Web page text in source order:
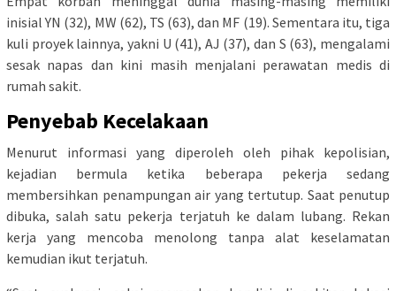
inisial YN (32), MW (62), TS (63), dan MF (19). Sementara itu, tiga
kuli proyek lainnya, yakni U (41), AJ (37), dan S (63), mengalami
sesak napas dan kini masih menjalani perawatan medis di
rumah sakit.
Penyebab Kecelakaan
Menurut informasi yang diperoleh oleh pihak kepolisian,
kejadian bermula ketika beberapa pekerja sedang
membersihkan penampungan air yang tertutup. Saat penutup
dibuka, salah satu pekerja terjatuh ke dalam lubang. Rekan
kerja yang mencoba menolong tanpa alat keselamatan
kemudian ikut terjatuh.